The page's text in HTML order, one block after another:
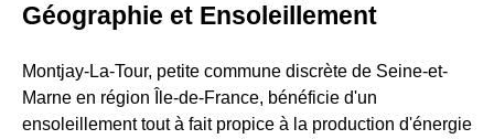
Géographie et Ensoleillement
Montjay-La-Tour, petite commune discrète de Seine-et-
Marne en région Île-de-France, bénéficie d'un
ensoleillement tout à fait propice à la production d'énergie